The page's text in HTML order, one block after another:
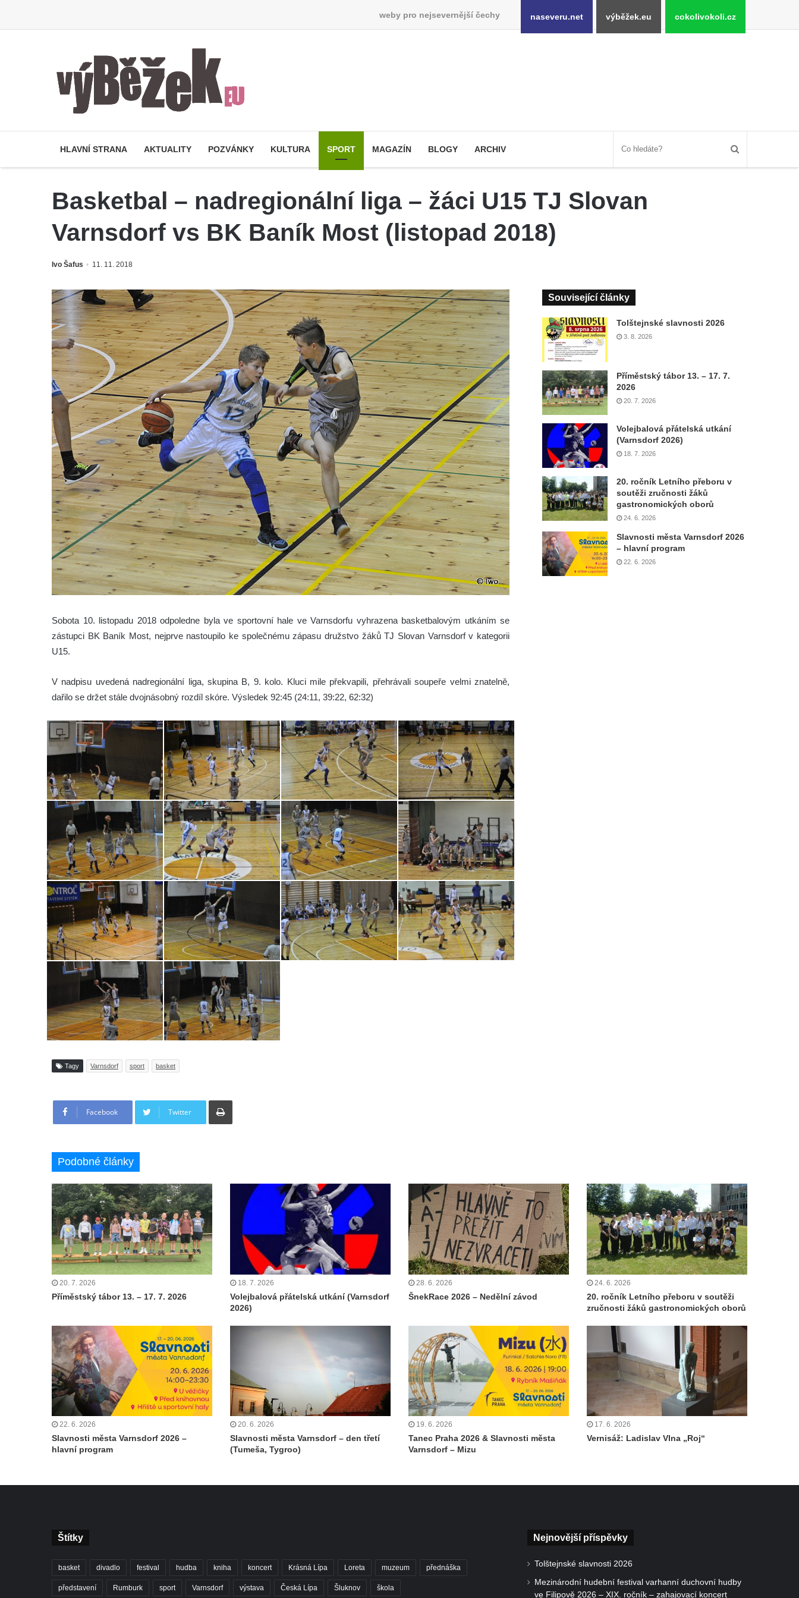
weby pro nejsevernější čechy naseveru.net výběžek.eu cokolivokoli.cz
HLAVNÍ STRANA AKTUALITY POZVÁNKY KULTURA SPORT MAGAZÍN BLOGY ARCHIV
Basketbal – nadregionální liga – žáci U15 TJ Slovan
Varnsdorf vs BK Baník Most (listopad 2018)
Ivo Šafus 11. 11. 2018
Sobota 10. listopadu 2018 odpoledne byla ve sportovní hale ve Varnsdorfu vyhrazena basketbalovým utkáním se
zástupci BK Baník Most, nejprve nastoupilo ke společnému zápasu družstvo žáků TJ Slovan Varnsdorf v kategorii
U15.
V nadpisu uvedená nadregionální liga, skupina B, 9. kolo. Kluci mile překvapili, přehrávali soupeře velmi znatelně,
dařilo se držet stále dvojnásobný rozdíl skóre. Výsledek 92:45 (24:11, 39:22, 62:32)
Tagy Varnsdorf sport basket
Facebook Twitter
Tisknout
Související články
Tolštejnské slavnosti 2026
3. 8. 2026
Příměstský tábor 13. – 17. 7.
2026
20. 7. 2026
Volejbalová přátelská utkání
(Varnsdorf 2026)
18. 7. 2026
20. ročník Letního přeboru v
soutěži zručnosti žáků
gastronomických oborů
24. 6. 2026
Slavnosti města Varnsdorf 2026
– hlavní program
22. 6. 2026
Podobné články
20. 7. 2026
Příměstský tábor 13. – 17. 7. 2026
18. 7. 2026
Volejbalová přátelská utkání (Varnsdorf
2026)
28. 6. 2026
ŠnekRace 2026 – Nedělní závod
24. 6. 2026
20. ročník Letního přeboru v soutěži
zručnosti žáků gastronomických oborů
22. 6. 2026
Slavnosti města Varnsdorf 2026 –
hlavní program
20. 6. 2026
Slavnosti města Varnsdorf – den třetí
(Tumeša, Tygroo)
19. 6. 2026
Tanec Praha 2026 & Slavnosti města
Varnsdorf – Mizu
17. 6. 2026
Vernisáž: Ladislav Vlna „Roj“
Štítky
basket divadlo festival hudba kniha koncert Krásná Lípa Loreta muzeum přednáška
představení Rumburk sport Varnsdorf výstava Česká Lípa Šluknov škola
Nejnovější příspěvky
Tolštejnské slavnosti 2026
Mezinárodní hudební festival varhanní duchovní hudby
ve Filipově 2026 – XIX. ročník – zahajovací koncert